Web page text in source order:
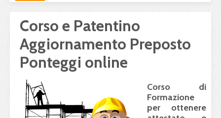
Corso e Patentino
Aggiornamento Preposto
Ponteggi online
Corso di
Formazione
per ottenere